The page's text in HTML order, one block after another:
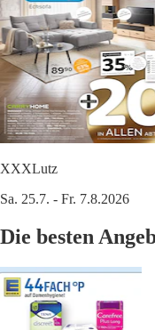
XXXLutz
Sa. 25.7. - Fr. 7.8.2026
Die besten